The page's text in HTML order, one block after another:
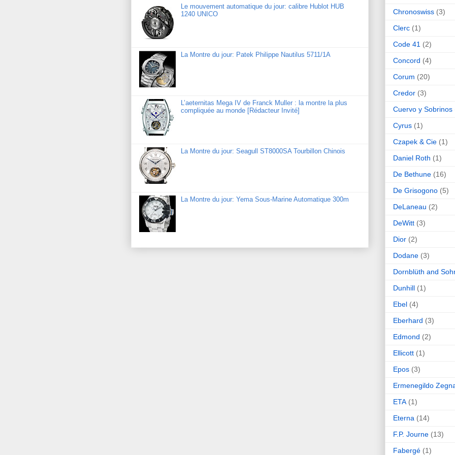
Le mouvement automatique du jour: calibre Hublot HUB
1240 UNICO
La Montre du jour: Patek Philippe Nautilus 5711/1A
L’aeternitas Mega IV de Franck Muller : la montre la plus
compliquée au monde [Rédacteur Invité]
La Montre du jour: Seagull ST8000SA Tourbillon Chinois
La Montre du jour: Yema Sous-Marine Automatique 300m
Chronoswiss (3)
Clerc (1)
Code 41 (2)
Concord (4)
Corum (20)
Credor (3)
Cuervo y Sobrinos
Cyrus (1)
Czapek & Cie (1)
Daniel Roth (1)
De Bethune (16)
De Grisogono (5)
DeLaneau (2)
DeWitt (3)
Dior (2)
Dodane (3)
Dornblüth and
Dunhill (1)
Ebel (4)
Eberhard (3)
Edmond (2)
Ellicott (1)
Epos (3)
Ermenegildo
ETA (1)
Eterna (14)
F.P. Journe (13)
Fabergé (1)